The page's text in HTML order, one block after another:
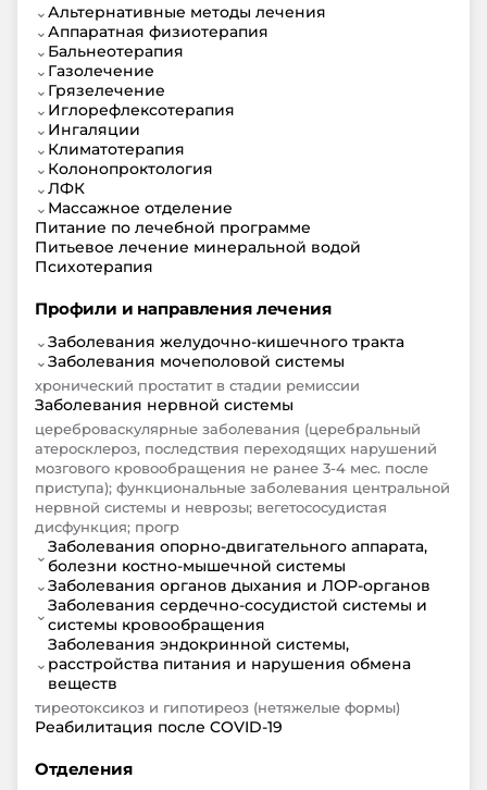
⌄Альтернативные методы лечения
⌄Аппаратная физиотерапия
⌄ Бальнеотерапия
⌄ Газолечение
⌄ Грязелечение
⌄ Иглорефлексотерапия
⌄ Ингаляции
⌄ Климатотерапия
⌄ Колонопроктология
⌄ЛФК
⌄ Массажное отделение
Питание по лечебной программе
Питьевое лечение минеральной водой
Психотерапия
Профили и направления лечения
⌄Заболевания желудочно-кишечного тракта
⌄Заболевания мочеполовой системы
хронический простатит в стадии ремиссии
Заболевания нервной системы
цереброваскулярные заболевания (церебральный
атеросклероз, последствия переходящих нарушений
мозгового кровообращения не ранее 3-4 мес. после
приступа); функциональные заболевания центральной
нервной системы и неврозы; вегетососудистая
дисфункция; прогр
⌄Заболевания опорно-двигательного аппарата,
болезни костно-мышечной системы
⌄Заболевания органов дыхания и ЛОР-органов
⌄Заболевания сердечно-сосудистой системы и
системы кровообращения
⌄
Заболевания эндокринной системы,
расстройства питания и нарушения обмена
веществ
тиреотоксикоз и гипотиреоз (нетяжелые формы)
Реабилитация после COVID-19
Отделения